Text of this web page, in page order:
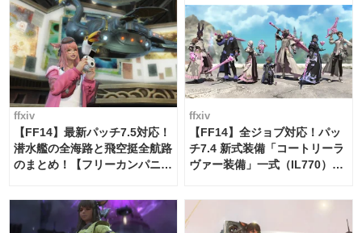
ffxiv
【FF14】最新パッチ7.5対応！
潜水艦の全海路と飛空挺全航路
のまとめ！【フリーカンパニ
ffxiv
【FF14】全ジョブ対応！パッ
チ7.4 新式装備「コートリーラ
ヴァー装備」一式（IL770）の